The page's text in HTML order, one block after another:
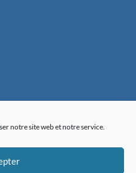
notre site web et notre service.